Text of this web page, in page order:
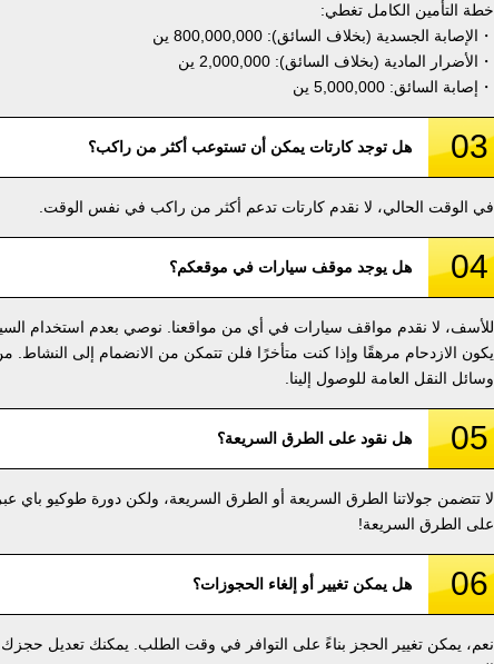
خطة التأمين الكامل تغطي:
・الإصابة الجسدية (بخلاف السائق): 800,000,000 ين
・الأضرار المادية (بخلاف السائق): 2,000,000 ين
・إصابة السائق: 5,000,000 ين
03 هل توجد كارتات يمكن أن تستوعب أكثر من راكب؟
في الوقت الحالي، لا نقدم كارتات تدعم أكثر من راكب في نفس الوقت.
04 هل يوجد موقف سيارات في موقعكم؟
للأسف، لا نقدم مواقف سيارات في أي من مواقعنا. نوصي بعدم استخدام
يكون الازدحام مرهقًا وإذا كنت متأخرًا فلن تتمكن من الانضمام إلى النشاط.
وسائل النقل العامة للوصول إلينا.
05 هل نقود على الطرق السريعة؟
لا تتضمن جولاتنا الطرق السريعة أو الطرق السريعة، ولكن دورة طوكيو باي
على الطرق السريعة!
06 هل يمكن تغيير أو إلغاء الحجوزات؟
نعم، يمكن تغيير الحجز بناءً على التوافر في وقت الطلب. يمكنك تعديل حجزك